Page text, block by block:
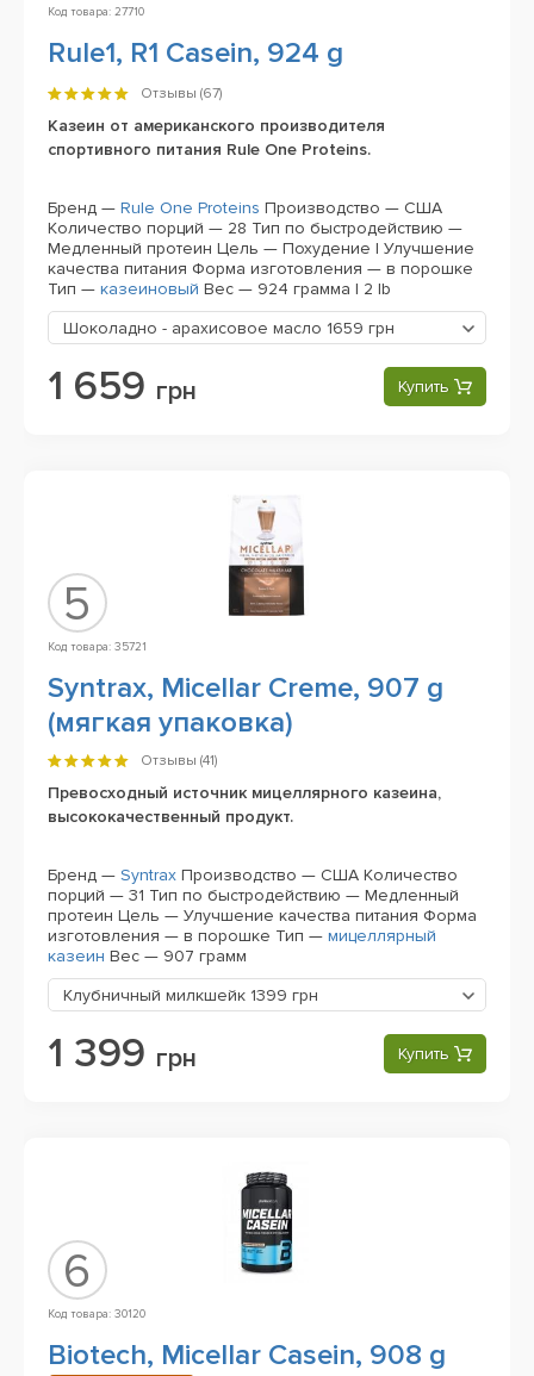
Код товара: 27710
Rule1, R1 Casein, 924 g
Отзывы (67)
Казеин от американского производителя
спортивного питания Rule One Proteins.
Бренд — Rule One Proteins Производство — США
Количество порций — 28 Тип по быстродействию —
Медленный протеин Цель — Похудение | Улучшение
качества питания Форма изготовления — в порошке
Тип — казеиновый Вес — 924 грамма | 2 lb
Шоколадно - арахисовое масло 1659 грн
1 659 грн Купить
5
Код товара: 35721
Syntrax, Micellar Creme, 907 g
(мягкая упаковка)
Отзывы (41)
Превосходный источник мицеллярного казеина,
высококачественный продукт.
Бренд — Syntrax Производство — США Количество
порций — 31 Тип по быстродействию — Медленный
протеин Цель — Улучшение качества питания Форма
изготовления — в порошке Тип — мицеллярный
казеин Вес — 907 грамм
Клубничный милкшейк 1399 грн
1 399 грн Купить
6
Код товара: 30120
Biotech, Micellar Casein, 908 g